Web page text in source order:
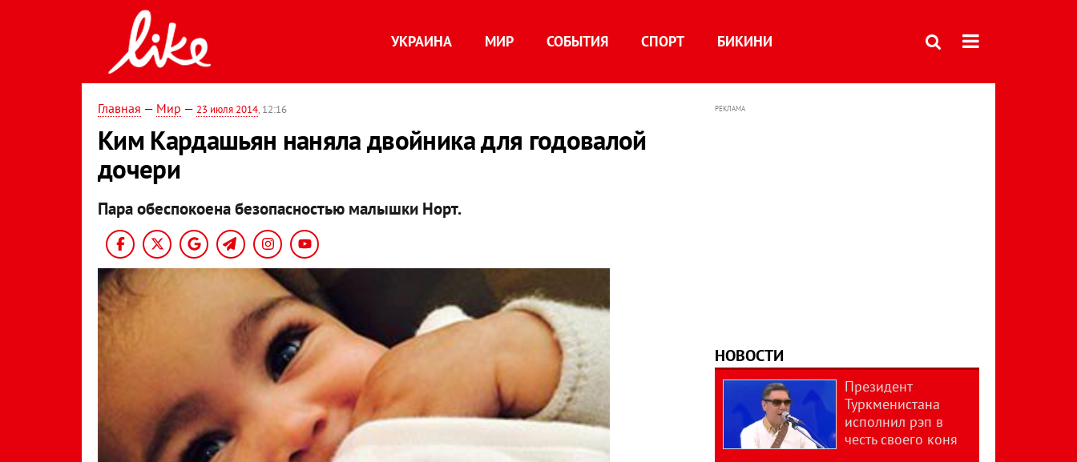
УКРАИНА МИР СОБЫТИЯ СПОРТ БИКИНИ
Главная — Мир — 23 июля 2014, 12:16
Ким Кардашьян наняла двойника для годовалой
дочери
Пара обеспокоена безопасностью малышки Норт.
РЕКЛАМА
НОВОСТИ
Президент
Туркменистана
исполнил рэп в
честь своего коня